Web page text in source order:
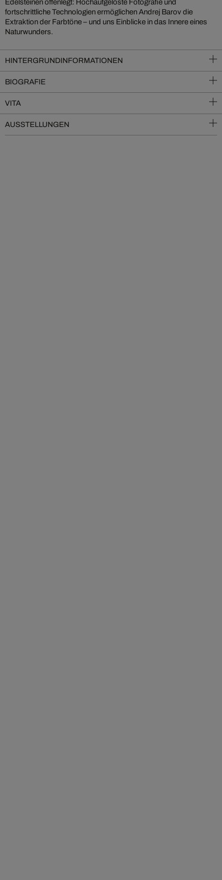
Edelsteinen offenlegt: Hochaufgelöste Fotografie und
fortschrittliche Technologien ermöglichen Andrej Barov die
Extraktion der Farbtöne – und uns Einblicke in das Innere eines
Naturwunders.
HINTERGRUNDINFORMATIONEN
BIOGRAFIE
VITA
AUSSTELLUNGEN